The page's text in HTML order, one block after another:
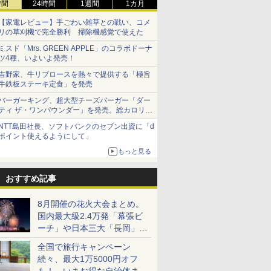
24時間 1週間 1カ月
家電レビュー】手ごわい雑草との戦い、コメ
の草刈機で完全勝利 掃除機感覚で使えた
スド「Mrs. GREEN APPLE」のコラボドーナ
4種、いよいよ発売！
野家、牛リブロースを熱々で提供する「極旨
鉄板ステーキ定食」を発売
ーガーキング、超大型チーズバーガー「ダー
ィ ザ・ワンパウンダー」を発売。総カロリー
1656kcal、総重量約527g！
島田社長、ソフトバンクのセブン出資に「d
イント使えるようにして」
もっと見る
おすすめ記事
8月開催の花火大会まとめ。
国内最大級2.4万発「幕張ビ
ーチ」や日本三大「長岡」な
ど大型イベント目白押し！
全国で旅行キャンペーン
続々、最大1万5000円オフ